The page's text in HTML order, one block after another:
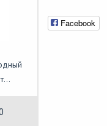
Facebook